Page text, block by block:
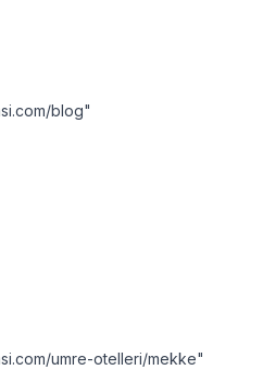
blog"
umre-otelleri/mekke"